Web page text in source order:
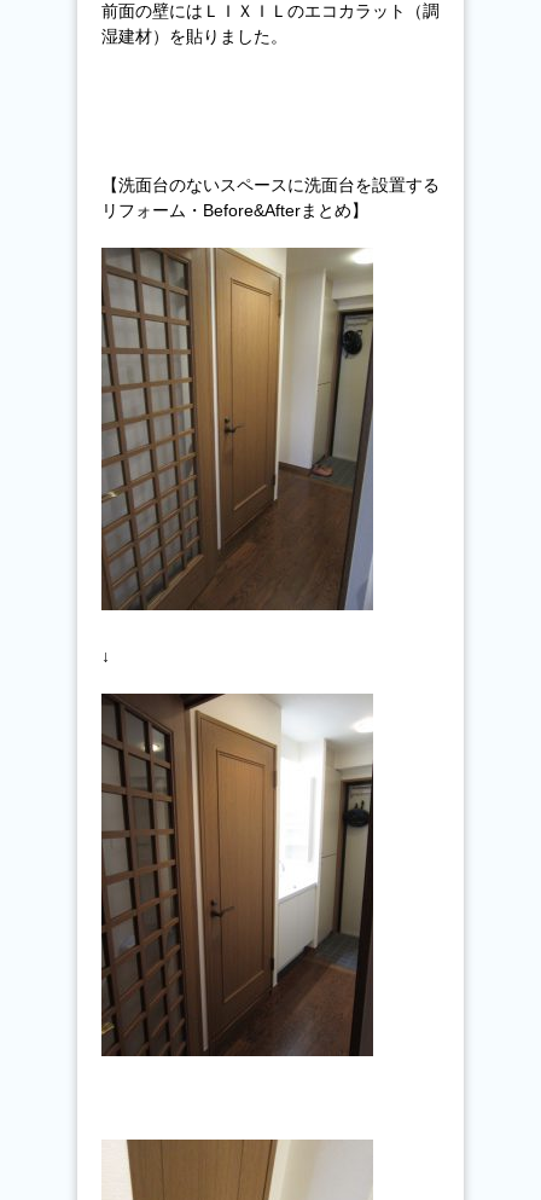
前面の壁にはＬＩＸＩＬのエコカラット（調
湿建材）を貼りました。
【洗面台のないスペースに洗面台を設置する
リフォーム・Before&Afterまとめ】
↓